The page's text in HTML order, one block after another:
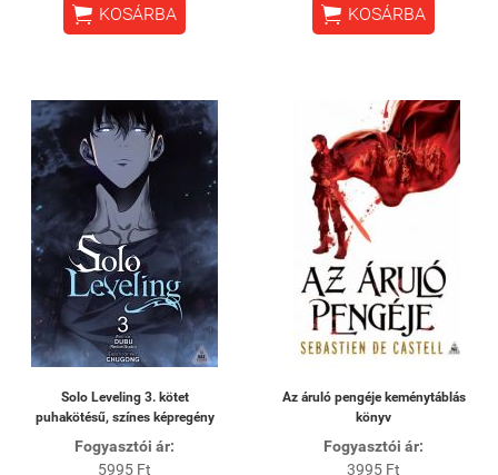
 KOSÁRBA  KOSÁRBA
Solo Leveling 3. kötet
puhakötésű, színes képregény
Fogyasztói ár:
5995 Ft
Az áruló pengéje keménytáblás
könyv
Fogyasztói ár:
3995 Ft